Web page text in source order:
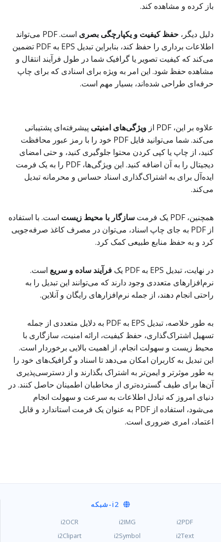
باز کرده و مشاهده کند.
دلیل دیگر، حفظ کیفیت و یکپارچگی بصری
است. PDF می‌تواند
اطلاعات برداری را حفظ کند، بنابراین تبدیل EPS به PDF تضمین
می‌کند که کیفیت تصویر یا گرافیک شما در طول فرآیند انتقال و
مشاهده حفظ شود. این امر به ویژه برای اسنادی که برای چاپ
حرفه‌ای طراحی شده‌اند، بسیار مهم است.
علاوه بر این، PDF از ویژگی‌های امنیتی پیشرفته‌ای پشتیبانی
می‌کند. شما می‌توانید فایل PDF خود را با رمز عبور محافظت
کنید، از چاپ یا کپی کردن محتوا جلوگیری کنید، و حتی امضای
دیجیتال را به آن اضافه کنید. این ویژگی‌ها، PDF را به یک فرمت
ایده‌آل برای به اشتراک‌گذاری اسناد حساس و محرمانه تبدیل
می‌کند.
همچنین، PDF یک فرمت سازگار با محیط زیست است. با استفاده
از PDF به جای چاپ اسناد، می‌توان در مصرف کاغذ صرفه‌جویی
کرد و به حفظ منابع طبیعی کمک کرد.
در نهایت، تبدیل EPS به PDF یک فرآیند ساده و سریع است.
نرم‌افزارهای متعددی وجود دارند که می‌توانند این تبدیل را به
راحتی انجام دهند، از جمله نرم‌افزارهای رایگان و آنلاین.
به طور خلاصه، تبدیل EPS به PDF به دلایل متعددی از جمله
تسهیل اشتراک‌گذاری، حفظ کیفیت، ارائه امنیت، سازگاری با
محیط زیست و سهولت انجام، از اهمیت بالایی برخوردار است.
این تبدیل به کاربران امکان می‌دهد تا اسناد و گرافیک‌های خود را
به طور موثرتر و ایمن‌تر به اشتراک بگذارند و از دسترسی‌پذیری
آن‌ها برای طیف گسترده‌تری از مخاطبان اطمینان حاصل کنند. در
دنیای امروز که تبادل اطلاعات به سرعت و سهولت انجام
می‌شود، استفاده از PDF به عنوان یک فرمت استاندارد و قابل
اعتماد، امری ضروری است.
i2-شبکه
i2PDF
i2IMG
i2OCR
i2Text
i2Symbol
i2Clipart